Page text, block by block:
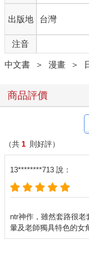
出版地 台灣
注音
中文書 ＞ 漫畫 ＞
商品評價
（共 1 則好評）
13********713 說：
ntr神作，雖然套路很